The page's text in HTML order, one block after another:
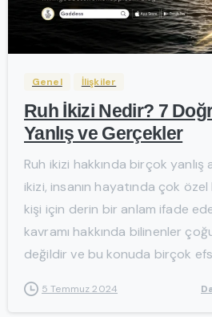
Genel İlişkiler
Ruh İkizi Nedir? 7
Yanlış ve Gerçekler
Ruh ikizi hakkında birçok yanlış
ikizi, insanın hayatında çok
kişi için derin bir anlam ifade
kavramı hakkında bilinenler
değildir ve bu konuda birçok
5 Temmuz 2024